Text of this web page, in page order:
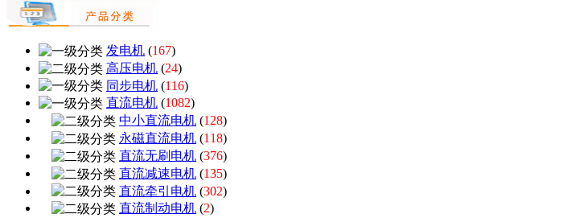
发电机 (167)
高压电机 (24)
同步电机 (116)
直流电机 (1082)
中小直流电机 (128)
永磁直流电机 (118)
直流无刷电机 (376)
直流减速电机 (135)
直流牵引电机 (302)
直流制动电机 (2)